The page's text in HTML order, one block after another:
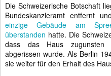
Die Schweizerische Botschaft
Bundeskanzleramt entfernt
einzige Gebäude am
überstanden hatte. Die
dass das Haus zugunsten
abgerissen wurde. Als Berlin
sie weiter für den Erhalt des